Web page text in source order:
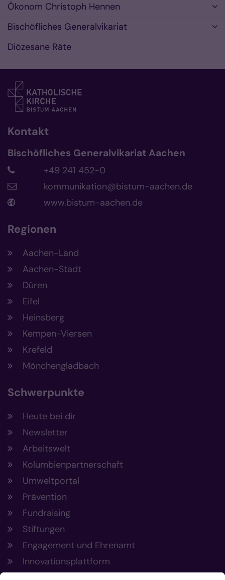
Ökonom Christoph Hennen
Bischöfliches Generalvikariat
Diözesane Räte
Kontakt
Bischöfliches Generalvikariat Aachen
+49 241 452-0
kommunikation@bistum-aachen.de
www.bistum-aachen.de
Regionen
Aachen-Land
Aachen-Stadt
Düren
Eifel
Heinsberg
Kempen-Viersen
Krefeld
Mönchengladbach
Schwerpunkte
Heute bei dir
Newsletter
Arbeitswelt
Kolumbienpartnerschaft
Umweltportal
Prävention
Fundraising
Stiftungen
Engagement und Ehrenamt
Innovationsplattform